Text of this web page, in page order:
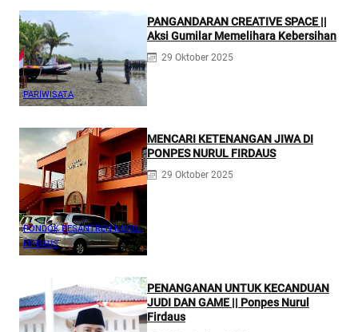
PARIWISATA
PANGANDARAN CREATIVE SPACE ||
Aksi Gumilar Memelihara Kebersihan
29 Oktober 2025
PONDOK PESANTREN NURUL
FIRDAUS
MENCARI KETENANGAN JIWA DI
PONPES NURUL FIRDAUS
29 Oktober 2025
PENANGANAN UNTUK KECANDUAN
JUDI DAN GAME || Ponpes Nurul
Firdaus